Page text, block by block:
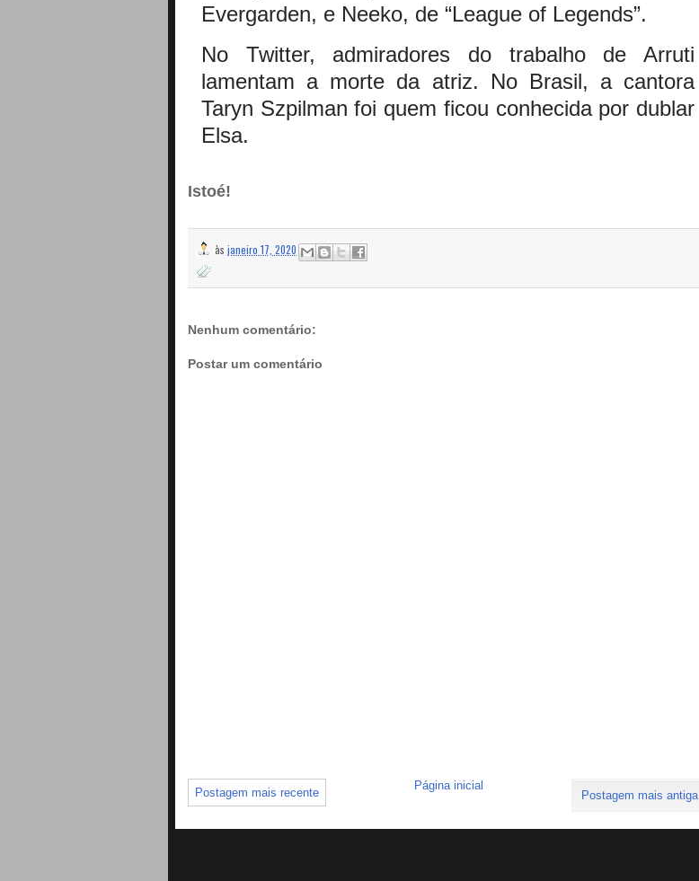
Evergarden, e Neeko, de “League of Legends”.
No Twitter, admiradores do trabalho de Arruti
lamentam a morte da atriz. No Brasil, a cantora
Taryn Szpilman foi quem ficou conhecida por dublar
Elsa.
Istoé!
às janeiro 17, 2020
Nenhum comentário:
Postar um comentário
Postagem mais recente Postagem mais antiga
Página inicial